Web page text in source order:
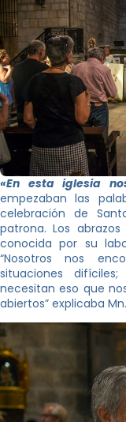
«En esta iglesia
empezaban las
celebración de
patrona. Los
conocida por su
“Nosotros nos
situaciones
necesitan eso que
abiertos” explicaba